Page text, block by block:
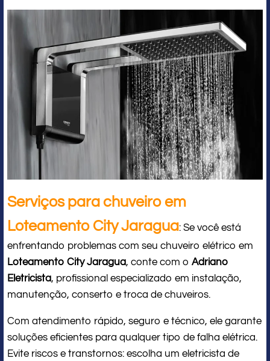
Serviços para chuveiro em
Loteamento City Jaragua: Se você está
enfrentando problemas com seu chuveiro elétrico em
Loteamento City Jaragua, conte com o Adriano
Eletricista, profissional especializado em instalação,
manutenção, conserto e troca de chuveiros.
Com atendimento rápido, seguro e técnico, ele garante
soluções eficientes para qualquer tipo de falha elétrica.
Evite riscos e transtornos: escolha um eletricista de